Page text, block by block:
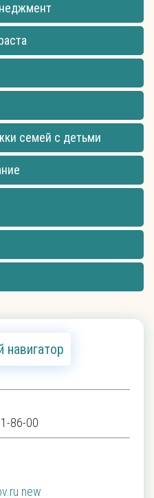
семей с детьми
навигатор
86-00